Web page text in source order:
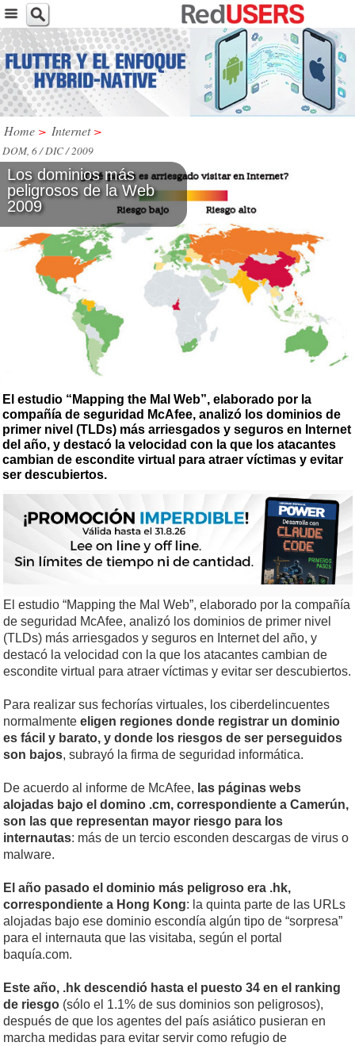
Home > Internet >
DOM, 6 / DIC / 2009
Los dominios más
peligrosos de la Web
2009
El estudio “Mapping the Mal Web”, elaborado por la
compañía de seguridad McAfee, analizó los dominios de
primer nivel (TLDs) más arriesgados y seguros en Internet
del año, y destacó la velocidad con la que los atacantes
cambian de escondite virtual para atraer víctimas y evitar
ser descubiertos.
El estudio “Mapping the Mal Web”, elaborado por la compañía
de seguridad McAfee, analizó los dominios de primer nivel
(TLDs) más arriesgados y seguros en Internet del año, y
destacó la velocidad con la que los atacantes cambian de
escondite virtual para atraer víctimas y evitar ser descubiertos.
Para realizar sus fechorías virtuales, los ciberdelincuentes
normalmente eligen regiones donde registrar un dominio
es fácil y barato, y donde los riesgos de ser perseguidos
son bajos, subrayó la firma de seguridad informática.
De acuerdo al informe de McAfee, las páginas webs
alojadas bajo el domino .cm, correspondiente a Camerún,
son las que representan mayor riesgo para los
internautas: más de un tercio esconden descargas de virus o
malware.
El año pasado el dominio más peligroso era .hk,
correspondiente a Hong Kong: la quinta parte de las URLs
alojadas bajo ese dominio escondía algún tipo de “sorpresa”
para el internauta que las visitaba, según el portal
baquía.com.
Este año, .hk descendió hasta el puesto 34 en el ranking
de riesgo (sólo el 1.1% de sus dominios son peligrosos),
después de que los agentes del país asiático pusieran en
marcha medidas para evitar servir como refugio de